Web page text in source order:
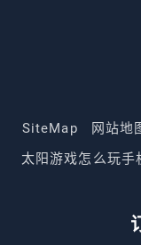
SiteMap 网站地
太阳游戏怎么玩手